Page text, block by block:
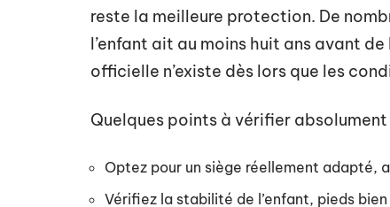
reste la meilleure protection. De
l’enfant ait au moins huit ans avant
officielle n’existe dès lors que les
Quelques points à vérifier absolument
Optez pour un siège réellement adapté,
Vérifiez la stabilité de l’enfant, pieds